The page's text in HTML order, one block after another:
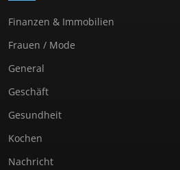
Finanzen & Immobilien
Frauen / Mode
General
Geschäft
Gesundheit
Kochen
Nachricht